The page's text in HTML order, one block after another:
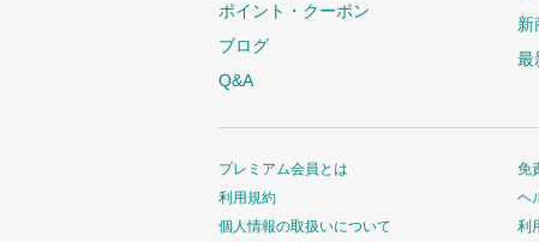
ポイント・クーポン
ブログ
Q&A
新
最
プレミアム会員とは
利用規約
個人情報の取扱いについて
免
ヘ
利